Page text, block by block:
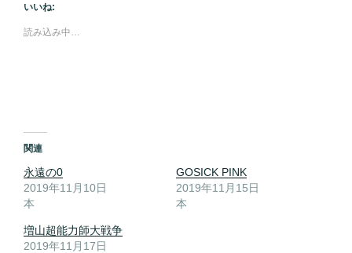
いいね:
読み込み中…
関連
永遠の0
2019年11月10日
本
GOSICK PINK
2019年11月15日
本
増山超能力師大戦争
2019年11月17日